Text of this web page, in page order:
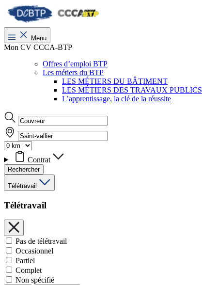
Menu
Mon CV CCCA-BTP
Offres d’emploi BTP
Les métiers du BTP
LES MÉTIERS DU BÂTIMENT
LES MÉTIERS DES TRAVAUX PUBLICS
L’apprentissage, la clé de la réussite
Contrat
Rechercher
Télétravail
Télétravail
Pas de télétravail
Occasionnel
Partiel
Complet
Non spécifié